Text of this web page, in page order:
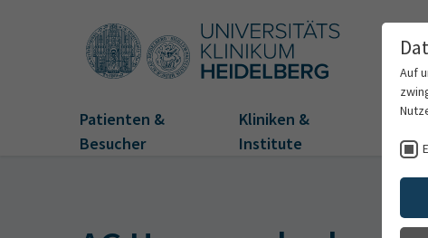
Patienten &
Besucher
Kliniken &
Institute
Auf